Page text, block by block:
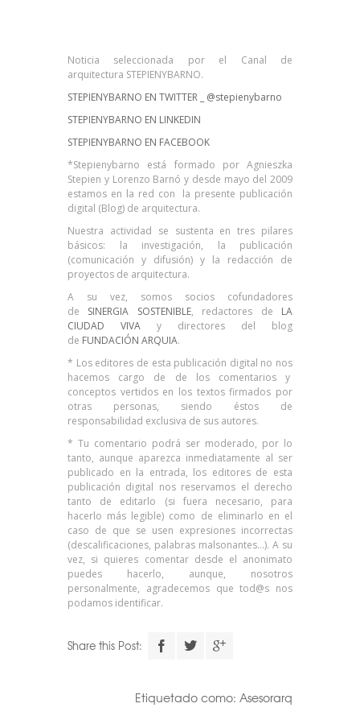
Noticia seleccionada por el Canal de
arquitectura STEPIENYBARNO.
STEPIENYBARNO EN TWITTER _ @stepienybarno
STEPIENYBARNO EN LINKEDIN
STEPIENYBARNO EN FACEBOOK
*Stepienybarno está formado por Agnieszka
Stepien y Lorenzo Barnó y desde mayo del 2009
estamos en la red con la presente publicación
digital (Blog) de arquitectura.
Nuestra actividad se sustenta en tres pilares
básicos: la investigación, la publicación
(comunicación y difusión) y la redacción de
proyectos de arquitectura.
A su vez, somos socios cofundadores
de SINERGIA SOSTENIBLE, redactores de
LA
CIUDAD VIVA y directores del blog
de FUNDACIÓN ARQUIA.
* Los editores de esta publicación digital no nos
hacemos cargo de de los comentarios y
conceptos vertidos en los textos firmados por
otras personas, siendo éstos de
responsabilidad exclusiva de sus autores.
* Tu comentario podrá ser moderado, por lo
tanto, aunque aparezca inmediatamente al ser
publicado en la entrada, los editores de esta
publicación digital nos reservamos el derecho
tanto de editarlo (si fuera necesario, para
hacerlo más legible) como de eliminarlo en el
caso de que se usen expresiones incorrectas
(descalificaciones, palabras malsonantes…). A su
vez, si quieres comentar desde el anonimato
puedes hacerlo, aunque, nosotros
personalmente, agradecemos que tod@s nos
podamos identificar.
Descarga el
Share this Post:
Etiquetado como: Asesorarq